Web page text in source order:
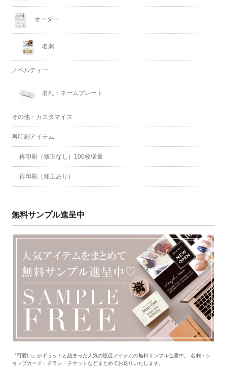
オーダー
名刺
ノベルティー
名札・ネームプレート
その他・カスタマイズ
再印刷アイテム
再印刷（修正なし）100枚増量
再印刷（修正あり）
無料サンプル進呈中
『可愛い』がギュッ！と詰まった人気の販促アイテムの無料サンプル進呈中。 名刺・シ
ョップカード・チラシ・チケットなどまとめてお送りいたします。